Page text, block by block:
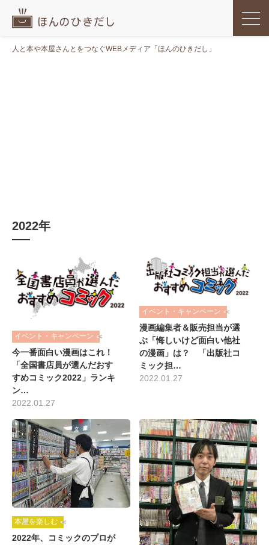
人と本や本屋さんとをつなぐWEBメディア「ほんのひきだし」
2022年
イベント・キャンペーン
今一番面白い漫画はこれ！
「全国書店員が選んだおす
すめコミック2022」ランキ
ン…
2022.01.27
イベント・キャンペーン
漫画編集者＆販売担当が選
ぶ「悔しいけど面白い他社
の漫画」は？ 「出版社コ
ミック担…
2022.01.27
本屋を楽しむ
2022年、コミックのプロが